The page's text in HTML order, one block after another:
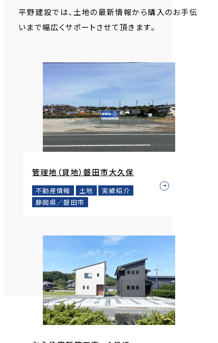
平野建設では、土地の最新情報から購入のお手伝
いまで幅広くサポートさせて頂きます。
管理地（貸地）磐田市大久保
不動産情報 土地
実績紹介
静岡県／磐田市